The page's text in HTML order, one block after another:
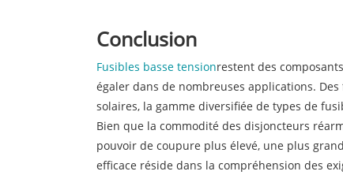
Conclusion
Fusibles basse tensionrestent des
égaler dans de nombreuses applications.
solaires, la gamme diversifiée de types de
Bien que la commodité des disjoncteurs
pouvoir de coupure plus élevé, une plus
efficace réside dans la compréhension des